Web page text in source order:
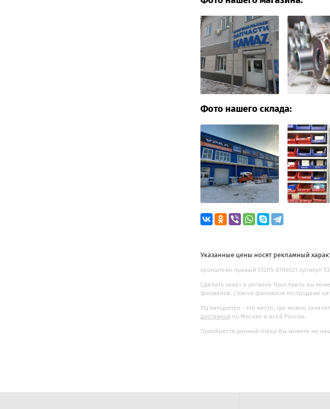
Фото нашего склада:
Указанные цены носят рекламный
кронштейн правый 53205-8106021 артикул
Сделать заказ в регионе Ярославль вы
филиалов. Список филиалов по продаже
РЦ Автодилер - это место, где можно
доставкой по Москве и всей России.
Приобрести данный товар Вы можете на